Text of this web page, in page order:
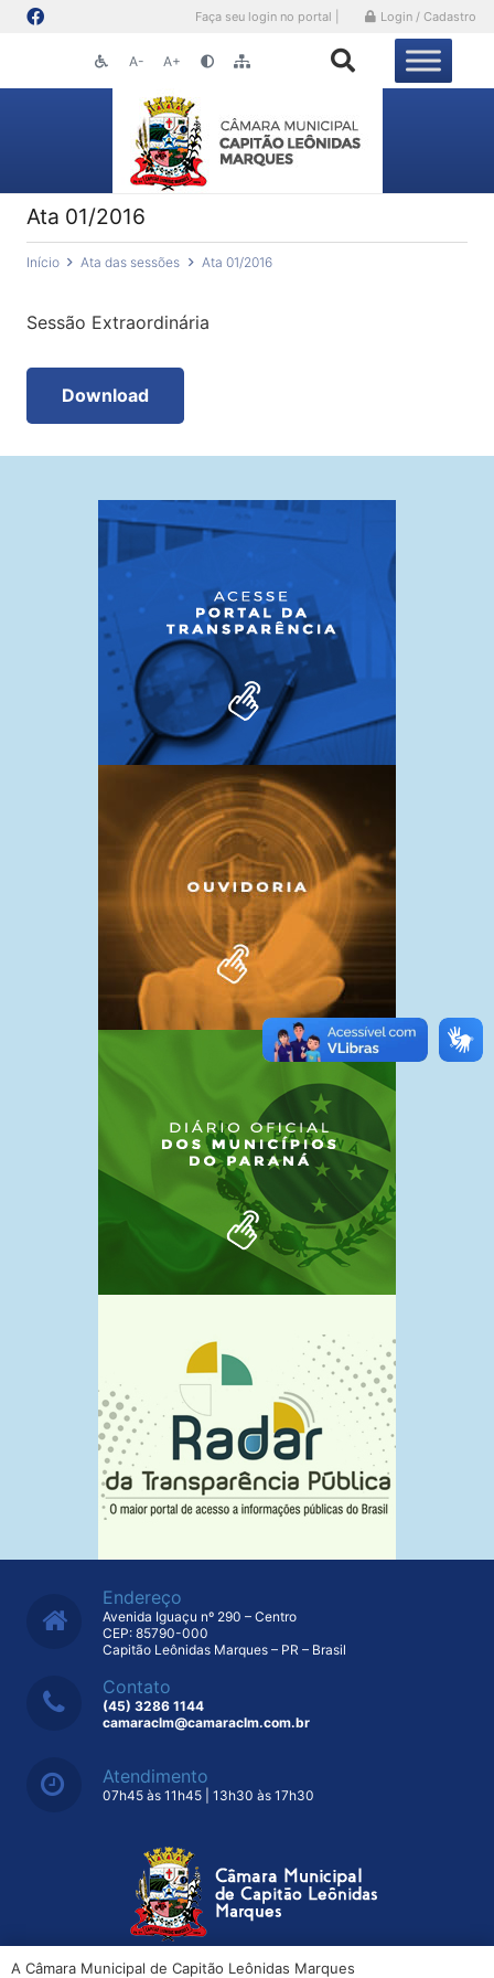
Faça seu login no portal | Login / Cadastro
A- A+
Ata 01/2016
Início Ata das sessões Ata 01/2016
Sessão Extraordinária
Download
Endereço
Avenida Iguaçu nº 290 – Centro
CEP: 85790-000
Capitão Leônidas Marques – PR – Brasil
Contato
(45) 3286 1144
camaraclm@camaraclm.com.br
Atendimento
07h45 às 11h45 | 13h30 às 17h30
A Câmara Municipal de Capitão Leônidas Marques